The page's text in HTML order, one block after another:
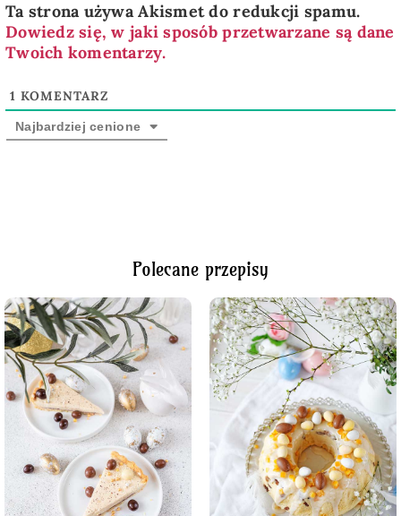
Ta strona używa Akismet do redukcji spamu.
Dowiedz się, w jaki sposób przetwarzane są dane
Twoich komentarzy.
1 KOMENTARZ
Najbardziej cenione
Polecane przepisy